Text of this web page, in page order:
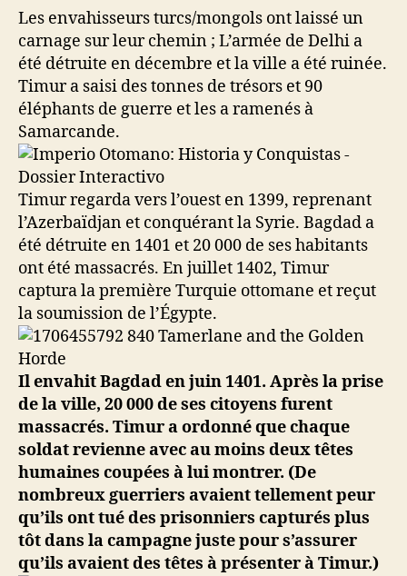
Les envahisseurs turcs/mongols ont laissé un
carnage sur leur chemin ; L’armée de Delhi a
été détruite en décembre et la ville a été ruinée.
Timur a saisi des tonnes de trésors et 90
éléphants de guerre et les a ramenés à
Samarcande.
Timur regarda vers l’ouest en 1399, reprenant
l’Azerbaïdjan et conquérant la Syrie. Bagdad a
été détruite en 1401 et 20 000 de ses habitants
ont été massacrés. En juillet 1402, Timur
captura la première Turquie ottomane et reçut
la soumission de l’Égypte.
Il envahit Bagdad en juin 1401. Après la prise
de la ville, 20 000 de ses citoyens furent
massacrés. Timur a ordonné que chaque
soldat revienne avec au moins deux têtes
humaines coupées à lui montrer. (De
nombreux guerriers avaient tellement peur
qu’ils ont tué des prisonniers capturés plus
tôt dans la campagne juste pour s’assurer
qu’ils avaient des têtes à présenter à Timur.)